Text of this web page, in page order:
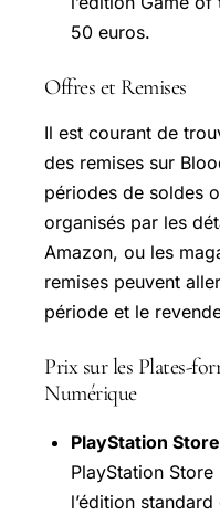
50 euros.
Offres et Remises
Il est courant de
des remises sur
périodes de soldes
organisés par les
Amazon, ou les
remises peuvent
période et le
Prix sur les Plates-
Numérique
PlayStation Store
PlayStation
l’édition